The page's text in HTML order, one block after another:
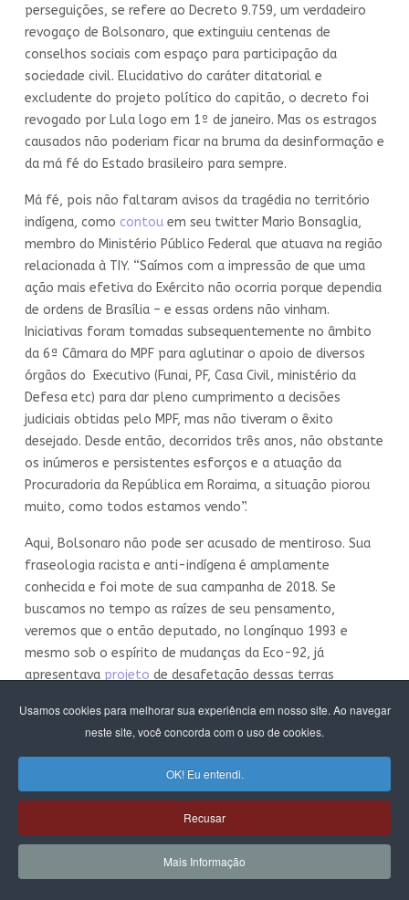
Usamos cookies para melhorar sua experiência em nosso site. Ao navegar
neste site, você concorda com o uso de cookies.
OK! Eu entendi.
Recusar
Mais Informação
perseguições, se refere ao Decreto 9.759, um verdadeiro
revogaço de Bolsonaro, que extinguiu centenas de
conselhos sociais com espaço para participação da
sociedade civil. Elucidativo do caráter ditatorial e
excludente do projeto político do capitão, o decreto foi
revogado por Lula logo em 1º de janeiro. Mas os estragos
causados não poderiam ficar na bruma da desinformação e
da má fé do Estado brasileiro para sempre.
Má fé, pois não faltaram avisos da tragédia no território
indígena, como contou em seu twitter Mario Bonsaglia,
membro do Ministério Público Federal que atuava na região
relacionada à TIY. “Saímos com a impressão de que uma
ação mais efetiva do Exército não ocorria porque dependia
de ordens de Brasília – e essas ordens não vinham.
Iniciativas foram tomadas subsequentemente no âmbito
da 6ª Câmara do MPF para aglutinar o apoio de diversos
órgãos do Executivo (Funai, PF, Casa Civil, ministério da
Defesa etc) para dar pleno cumprimento a decisões
judiciais obtidas pelo MPF, mas não tiveram o êxito
desejado. Desde então, decorridos três anos, não obstante
os inúmeros e persistentes esforços e a atuação da
Procuradoria da República em Roraima, a situação piorou
muito, como todos estamos vendo”.
Aqui, Bolsonaro não pode ser acusado de mentiroso. Sua
fraseologia racista e anti-indígena é amplamente
conhecida e foi mote de sua campanha de 2018. Se
buscamos no tempo as raízes de seu pensamento,
veremos que o então deputado, no longínquo 1993 e
mesmo sob o espírito de mudanças da Eco-92, já
apresentava projeto de desafetação dessas terras
Suas ideias têm lastro nas Forças Armadas que o
formaram. De lado a lado, circula o livro do coronel Carlos
Alberto Lima Menna Barreto, intitulado
Yanomami,publicado em 1995 pelo próprio Exército.
Basicamente, a obra defende a tese de que a terra
indígena é um território vazio e sua proteção da
exploração econômica é uma abstração criada por ONGs